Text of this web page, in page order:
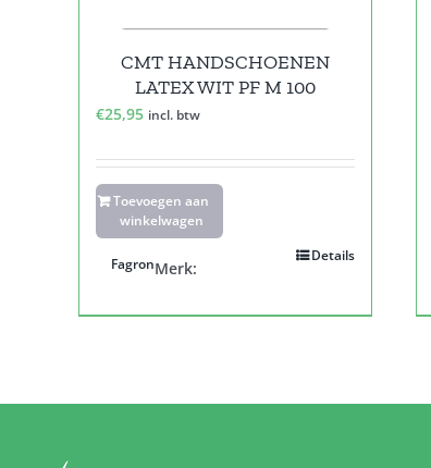
CMT HANDSCHOENEN
LATEX WIT PF M 100
€25,95 incl. btw
Toevoegen aan
winkelwagen
Details
Merk:
Fagron